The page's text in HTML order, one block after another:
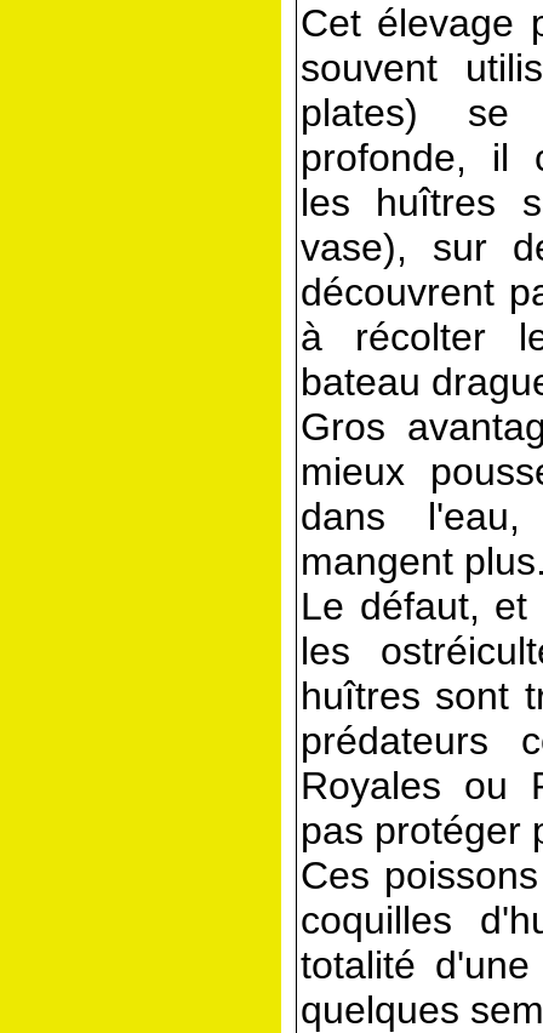
Cet élevage
souvent
plates)
profonde, il
les huîtres
vase), sur
découvrent
à récolter
bateau
Gros
mieux
dans
mangent
Le défaut,
les
huîtres sont
prédateurs
Royales ou
pas protéger
Ces
coquilles
totalité
quelques